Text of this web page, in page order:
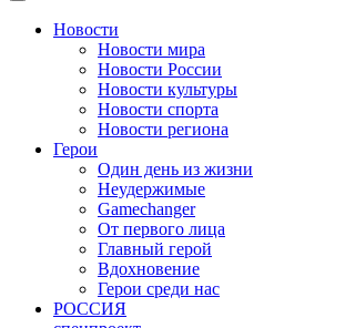
Новости
Новости мира
Новости России
Новости культуры
Новости спорта
Новости региона
Герои
Один день из жизни
Неудержимые
Gamechanger
От первого лица
Главный герой
Вдохновение
Герои среди нас
РОССИЯ